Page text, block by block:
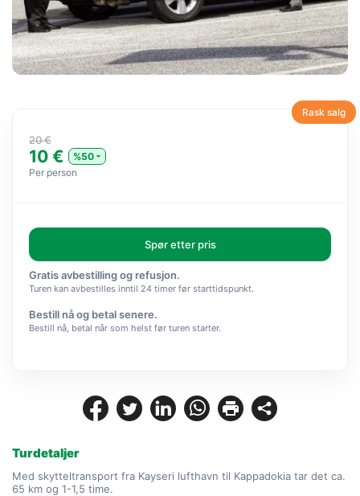
Turdetaljer
Med skytteltransport fra Kayseri lufthavn til Kappadokia tar det ca.
65 km og 1-1,5 time.
Rask salg
20 €
10 €
%50
Per person
Spør etter pris
Gratis avbestilling og refusjon.
Turen kan avbestilles inntil 24 timer før starttidspunkt.
Bestill nå og betal senere.
Bestill nå, betal når som helst før turen starter.